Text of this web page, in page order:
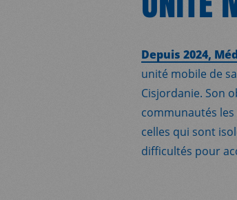
Depuis 2024,
unité mobile de
Cisjordanie. Son
communautés
celles qui sont
difficultés pour